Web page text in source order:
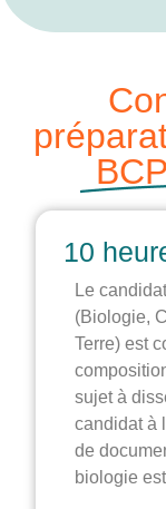
10
Le
(Biologie,
Terre) est
sujet à
candidat à
de
biologie